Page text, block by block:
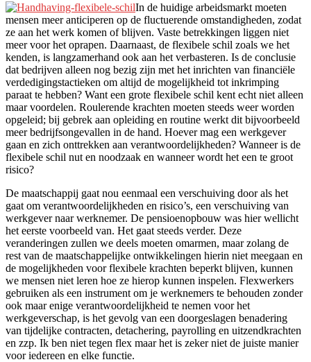
In de huidige arbeidsmarkt moeten
mensen meer anticiperen op de fluctuerende omstandigheden, zodat
ze aan het werk komen of blijven. Vaste betrekkingen liggen niet
meer voor het oprapen. Daarnaast, de flexibele schil zoals we het
kenden, is langzamerhand ook aan het verbasteren. Is de conclusie
dat bedrijven alleen nog bezig zijn met het inrichten van financiële
verdedigingstactieken om altijd de mogelijkheid tot inkrimping
paraat te hebben? Want een grote flexibele schil kent echt niet alleen
maar voordelen. Roulerende krachten moeten steeds weer worden
opgeleid; bij gebrek aan opleiding en routine werkt dit bijvoorbeeld
meer bedrijfsongevallen in de hand. Hoever mag een werkgever
gaan en zich onttrekken aan verantwoordelijkheden? Wanneer is de
flexibele schil nut en noodzaak en wanneer wordt het een te groot
risico?
De maatschappij gaat nou eenmaal een verschuiving door als het
gaat om verantwoordelijkheden en risico’s, een verschuiving van
werkgever naar werknemer. De pensioenopbouw was hier wellicht
het eerste voorbeeld van. Het gaat steeds verder. Deze
veranderingen zullen we deels moeten omarmen, maar zolang de
rest van de maatschappelijke ontwikkelingen hierin niet meegaan en
de mogelijkheden voor flexibele krachten beperkt blijven, kunnen
we mensen niet leren hoe ze hierop kunnen inspelen. Flexwerkers
gebruiken als een instrument om je werknemers te behouden zonder
ook maar enige verantwoordelijkheid te nemen voor het
werkgeverschap, is het gevolg van een doorgeslagen benadering
van tijdelijke contracten, detachering, payrolling en uitzendkrachten
en zzp. Ik ben niet tegen flex maar het is zeker niet de juiste manier
voor iedereen en elke functie.